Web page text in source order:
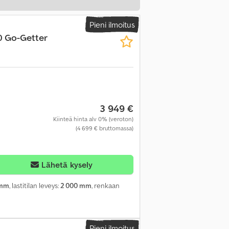
Pieni ilmoitus
Go-Getter
3 949 €
Kiinteä hinta alv 0% (veroton)
(4 699 € bruttomassa)
Lähetä kysely
, lastitilan leveys:2 000 mm, renkaan